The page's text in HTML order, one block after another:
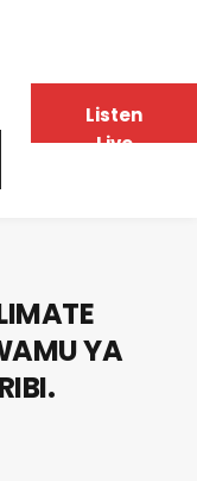
YA
Listen
Live